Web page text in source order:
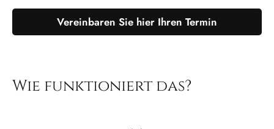
Vereinbaren Sie hier Ihren Termin
Wie funktioniert das?